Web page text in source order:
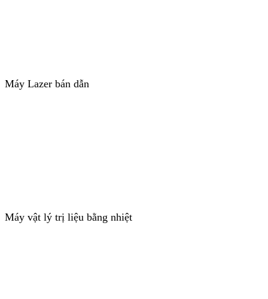
Máy Lazer bán dẫn
Máy vật lý trị liệu bằng nhiệt